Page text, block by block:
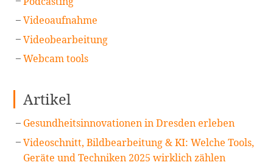
Videoaufnahme
Videobearbeitung
Webcam tools
Artikel
Gesundheitsinnovationen in Dresden erleben
Videoschnitt, Bildbearbeitung & KI: Welche Tools,
Geräte und Techniken 2025 wirklich zählen